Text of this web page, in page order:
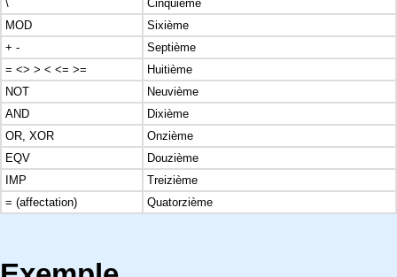
\
Cinquième
MOD
Sixième
+ -
Septième
= <> > < <= >=
Huitième
NOT
Neuvième
AND
Dixième
OR, XOR
Onzième
EQV
Douzième
IMP
Treizième
= (affectation)
Quatorzième